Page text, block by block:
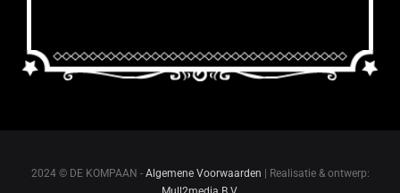
2024 © DE KOMPAAN - Algemene Voorwaarden | Realisatie & ontwerp: